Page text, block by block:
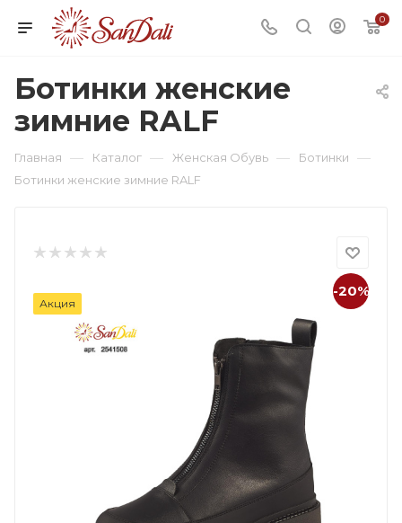
0
Ботинки женские
зимние RALF
Главная — Каталог — Женская Обувь — Ботинки —
Ботинки женские зимние RALF
-20%
Акция